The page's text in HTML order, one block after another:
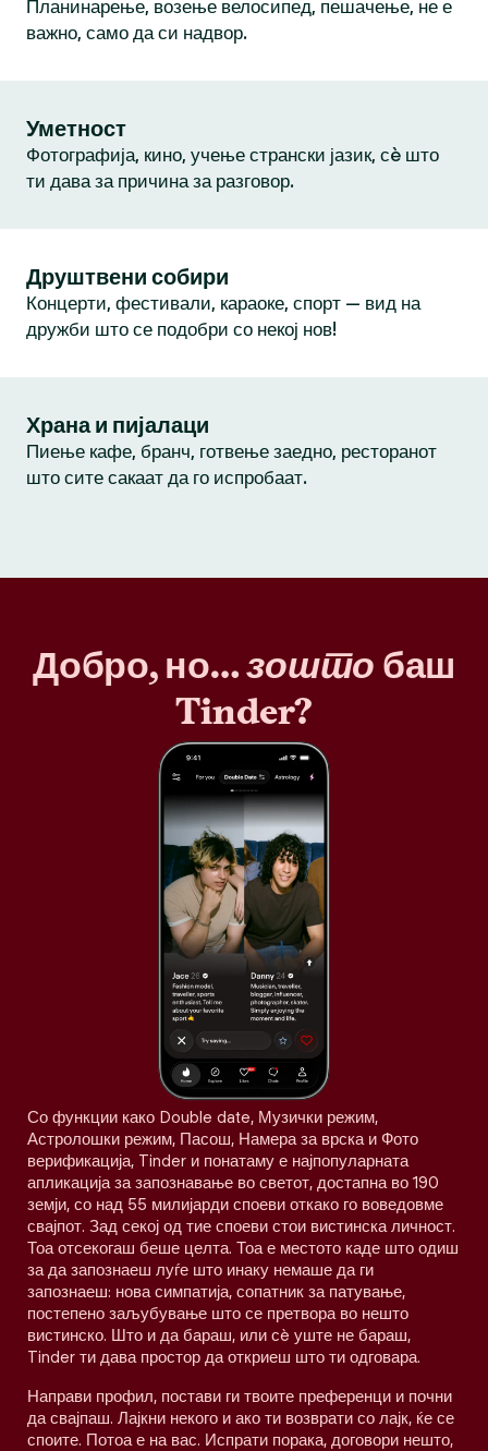
Планинарење, возење велосипед, пешачење, не е
важно, само да си надвор.
Уметност
Фотографија, кино, учење странски јазик, сè што
ти дава за причина за разговор.
Друштвени собири
Концерти, фестивали, караоке, спорт — вид на
дружби што се подобри со некој нов!
Храна и пијалаци
Пиење кафе, бранч, готвење заедно, ресторанот
што сите сакаат да го испробаат.
Добро, но…зошто баш
Tinder?
Со функции како Double date, Музички режим,
Астролошки режим, Пасош, Намера за врска и Фото
верификација, Tinder и понатаму е најпопуларната
апликација за запознавање во светот, достапна во 190
земји, со над 55 милијарди споеви откако го воведовме
свајпот. Зад секој од тие споеви стои вистинска личност.
Тоа отсекогаш беше целта. Тоа е местото каде што одиш
за да запознаеш луѓе што инаку немаше да ги
запознаеш: нова симпатија, сопатник за патување,
постепено заљубување што се претвора во нешто
вистинско. Што и да бараш, или сè уште не бараш,
Tinder ти дава простор да откриеш што ти одговара.
Направи профил, постави ги твоите преференци и почни
да свајпаш. Лајкни некого и ако ти возврати со лајк, ќе се
споите. Потоа е на вас. Испрати порака, договори нешто,